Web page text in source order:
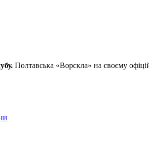
Полтавська «Ворскла» на своєму